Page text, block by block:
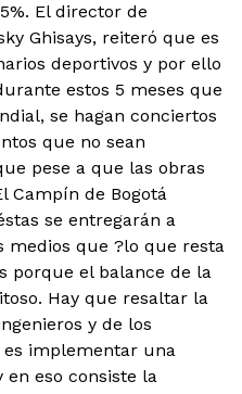
El director de
Ghisays, reiteró que es
deportivos y por ello
estos 5 meses que
se hagan conciertos
que no sean
pese a que las obras
Campín de Bogotá
se entregarán a
medios que ?lo que resta
porque el balance de la
Hay que resaltar la
y de los
es implementar una
eso consiste la